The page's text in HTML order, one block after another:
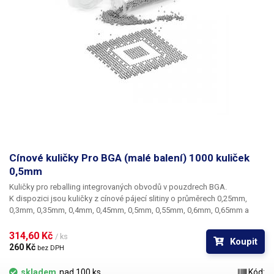
Cínové kuličky Pro BGA (malé balení) 1000 kuliček
0,5mm
Kuličky pro reballing integrovaných obvodů v pouzdrech BGA.
K dispozici jsou kuličky z cínové pájecí slitiny o průměrech 0,25mm,
0,3mm, 0,35mm, 0,4mm, 0,45mm, 0,5mm, 0,55mm, 0,6mm, 0,65mm a
BGA mřížky pro překuličkování. Ampule obsahuje vždy 1000 kusů
kuliček o daném průměru.
314,60 Kč / ks
260 Kč bez DPH
Koupit